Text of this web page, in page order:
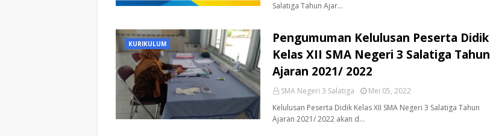
Salatiga Tahun Ajar…
KURIKULUM
Pengumuman Kelulusan Peserta Didik
Kelas XII SMA Negeri 3 Salatiga Tahun
Ajaran 2021/ 2022
SMA Negeri 3 Salatiga
Mei 05, 2022
Kelulusan Peserta Didik Kelas XII SMA Negeri 3 Salatiga Tahun
Ajaran 2021/ 2022 akan d…